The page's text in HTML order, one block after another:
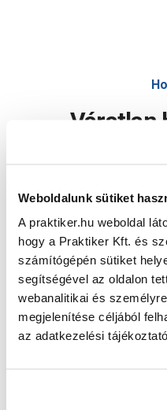
Weboldalunk sütiket
A praktiker.hu weboldal
hogy a Praktiker Kft. és
számítógépén sütiket
segítségével az oldalon
webanalitikai és
megjelenítése céljából
az adatkezelési
Váratlan
Oldal